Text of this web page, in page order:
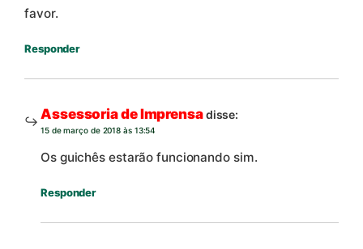
favor.
Responder
Assessoria de Imprensadisse:
15 de março de 2018 às 13:54
Os guichês estarão funcionando sim.
Responder